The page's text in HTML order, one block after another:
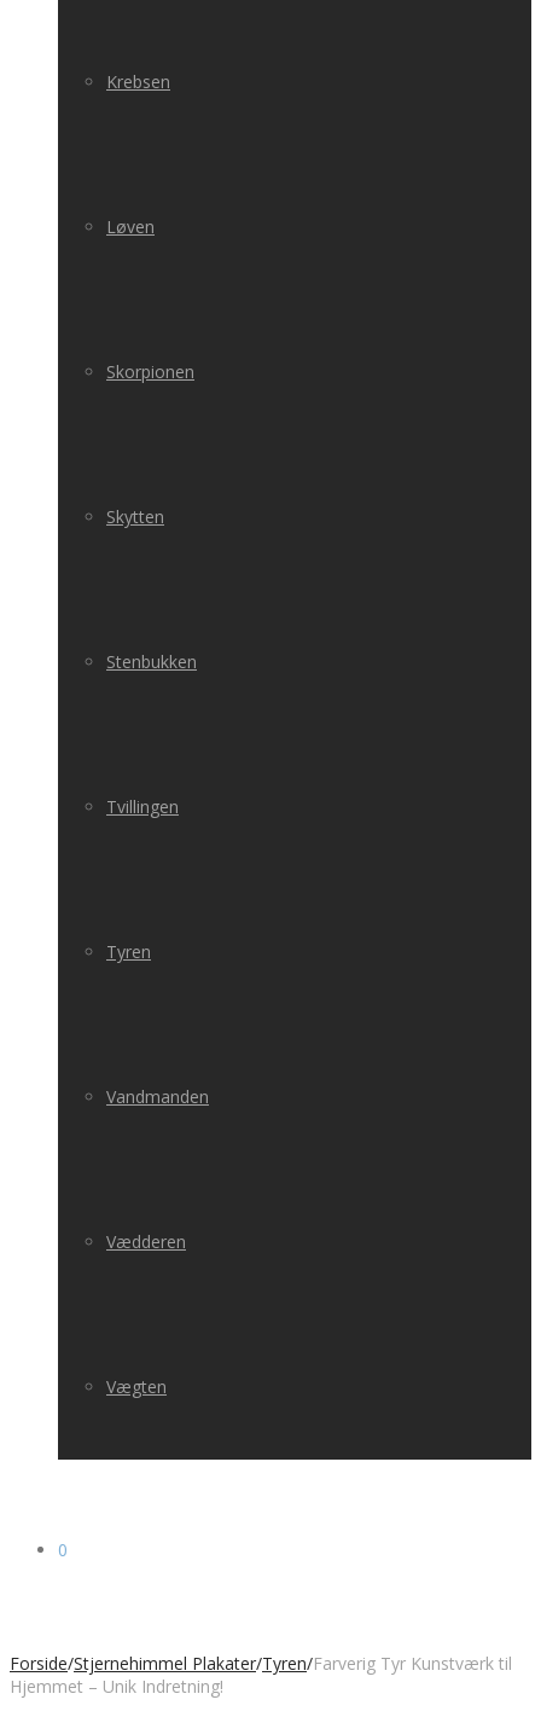
Krebsen
Løven
Skorpionen
Skytten
Stenbukken
Tvillingen
Tyren
Vandmanden
Vædderen
Vægten
0
Forside/Stjernehimmel Plakater/Tyren/Farverig Tyr Kunstværk til
Hjemmet – Unik Indretning!